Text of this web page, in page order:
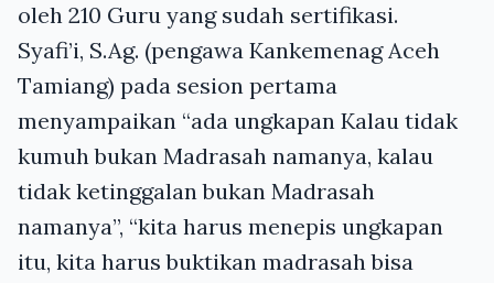
oleh 210 Guru yang sudah sertifikasi.
Syafi’i, S.Ag. (pengawa Kankemenag Aceh
Tamiang) pada sesion pertama
menyampaikan “ada ungkapan Kalau tidak
kumuh bukan Madrasah namanya, kalau
tidak ketinggalan bukan Madrasah
namanya”, “kita harus menepis ungkapan
itu, kita harus buktikan madrasah bisa